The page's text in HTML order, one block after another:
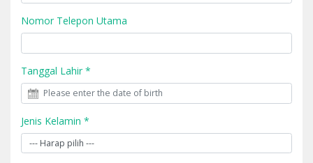
Nomor Telepon Utama
Tanggal Lahir *
Jenis Kelamin *